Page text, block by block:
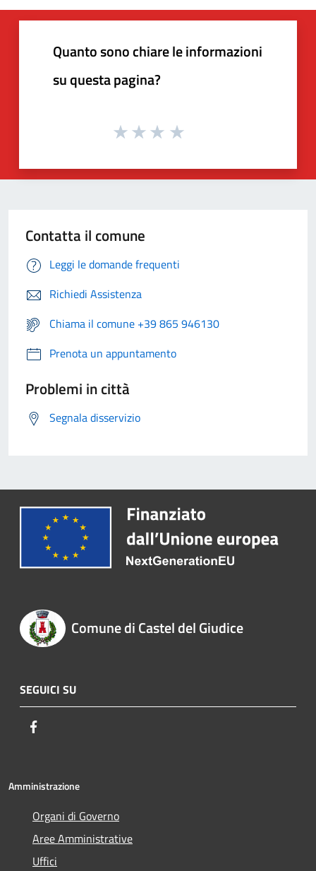
Quanto sono chiare le informazioni
su questa pagina?
Contatta il comune
Leggi le domande frequenti
Richiedi Assistenza
Chiama il comune +39 865 946130
Prenota un appuntamento
Problemi in città
Segnala disservizio
Comune di Castel del Giudice
SEGUICI SU
Amministrazione
Organi di Governo
Aree Amministrative
Uffici